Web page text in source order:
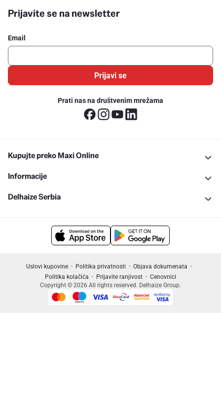
Prijavite se na newsletter
Email
Prijavi se
Prati nas na društvenim mrežama
Kupujte preko Maxi Online
Informacije
Delhaize Serbia
Uslovi kupovine Politika privatnosti
Objava dokumenata
Politika kolačića
Prijavite ranjivost
Cenovnici
Copyright © 2026 All rights reserved. Delhaize Group.